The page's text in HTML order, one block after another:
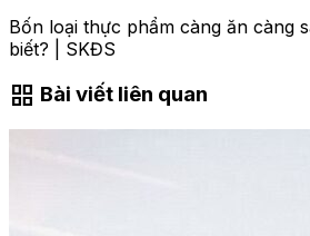
Bốn loại thực phẩm càng ăn càng
biết? | SKĐS
grid_view Bài viết liên quan